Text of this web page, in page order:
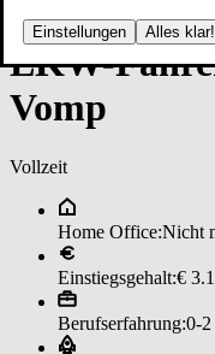
Einstellungen Alles klar!
LK­W-­
Vomp
Vollzeit
Home Office:Nicht
Einstiegsgehalt:€
Berufserfahrung:0-2